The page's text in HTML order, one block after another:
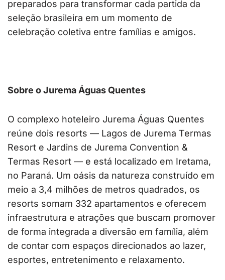
preparados para transformar cada partida da
seleção brasileira em um momento de
celebração coletiva entre famílias e amigos.
Sobre o Jurema Águas Quentes
O complexo hoteleiro Jurema Águas Quentes
reúne dois resorts — Lagos de Jurema Termas
Resort e Jardins de Jurema Convention &
Termas Resort — e está localizado em Iretama,
no Paraná. Um oásis da natureza construído em
meio a 3,4 milhões de metros quadrados, os
resorts somam 332 apartamentos e oferecem
infraestrutura e atrações que buscam promover
de forma integrada a diversão em família, além
de contar com espaços direcionados ao lazer,
esportes, entretenimento e relaxamento.